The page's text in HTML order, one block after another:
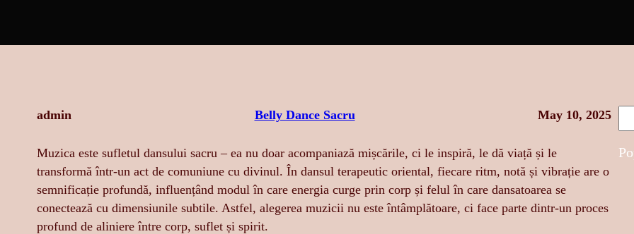
admin Belly Dance Sacru May 10, 2025
Muzica este sufletul dansului sacru – ea nu doar acompaniază mișcările, ci le inspiră, le dă viață și le
transformă într-un act de comuniune cu divinul. În dansul terapeutic oriental, fiecare ritm, notă și vibrație are o
semnificație profundă, influențând modul în care energia curge prin corp și felul în care dansatoarea se
conectează cu dimensiunile subtile. Astfel, alegerea muzicii nu este întâmplătoare, ci face parte dintr-un proces
profund de aliniere între corp, suflet și spirit.
e
a